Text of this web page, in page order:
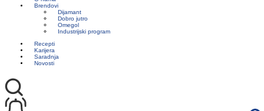
Brendovi
Dijamant
Dobro jutro
Omegol
Industrijski program
Recepti
Karijera
Saradnja
Novosti